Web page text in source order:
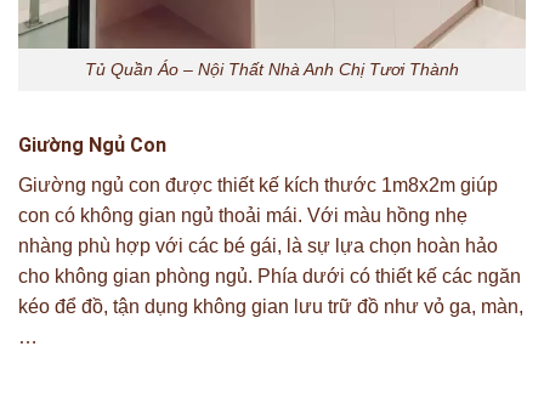
Tủ Quần Áo – Nội Thất Nhà Anh Chị Tươi Thành
Giường Ngủ Con
Giường ngủ con được thiết kế kích thước 1m8x2m giúp
con có không gian ngủ thoải mái. Với màu hồng nhẹ
nhàng phù hợp với các bé gái, là sự lựa chọn hoàn hảo
cho không gian phòng ngủ. Phía dưới có thiết kế các ngăn
kéo để đồ, tận dụng không gian lưu trữ đồ như vỏ ga, màn,
…